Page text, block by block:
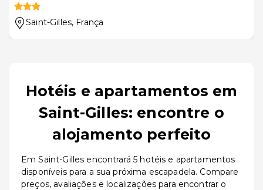
Saint-Gilles, França
Hotéis e apartamentos em
Saint-Gilles: encontre o
alojamento perfeito
Em Saint-Gilles encontrará 5 hotéis e apartamentos
disponíveis para a sua próxima escapadela. Compare
preços, avaliações e localizações para encontrar o